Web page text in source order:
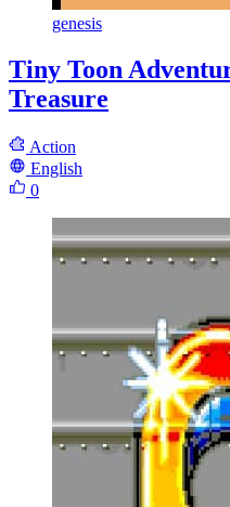
genesis
Tiny Toon
Treasure
Action
English
0